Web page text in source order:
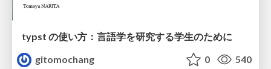
typst の使い方：言語学を研究する学生のために
gitomochang
0 540